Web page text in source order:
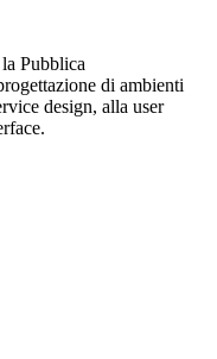
Pubblica
di ambienti
design, alla user